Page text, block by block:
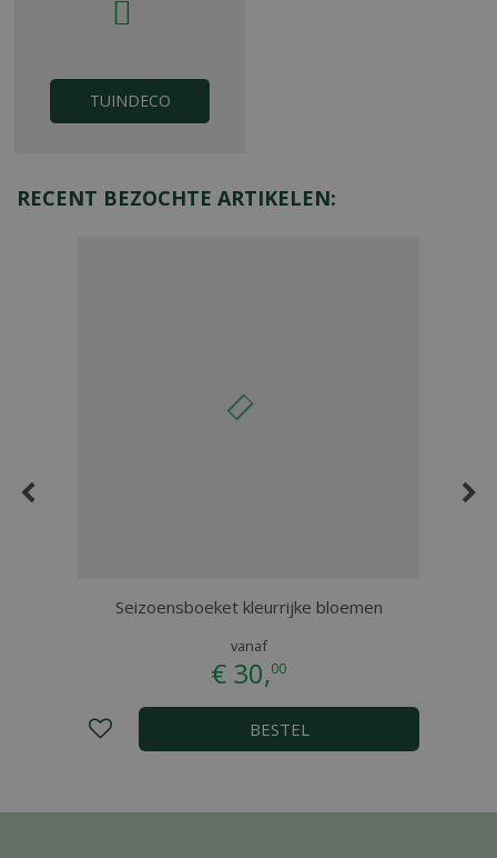
TUINDECO
RECENT BEZOCHTE ARTIKELEN:
Veldboeket fleurige bloemen
vanaf
€ 40,00
BESTEL